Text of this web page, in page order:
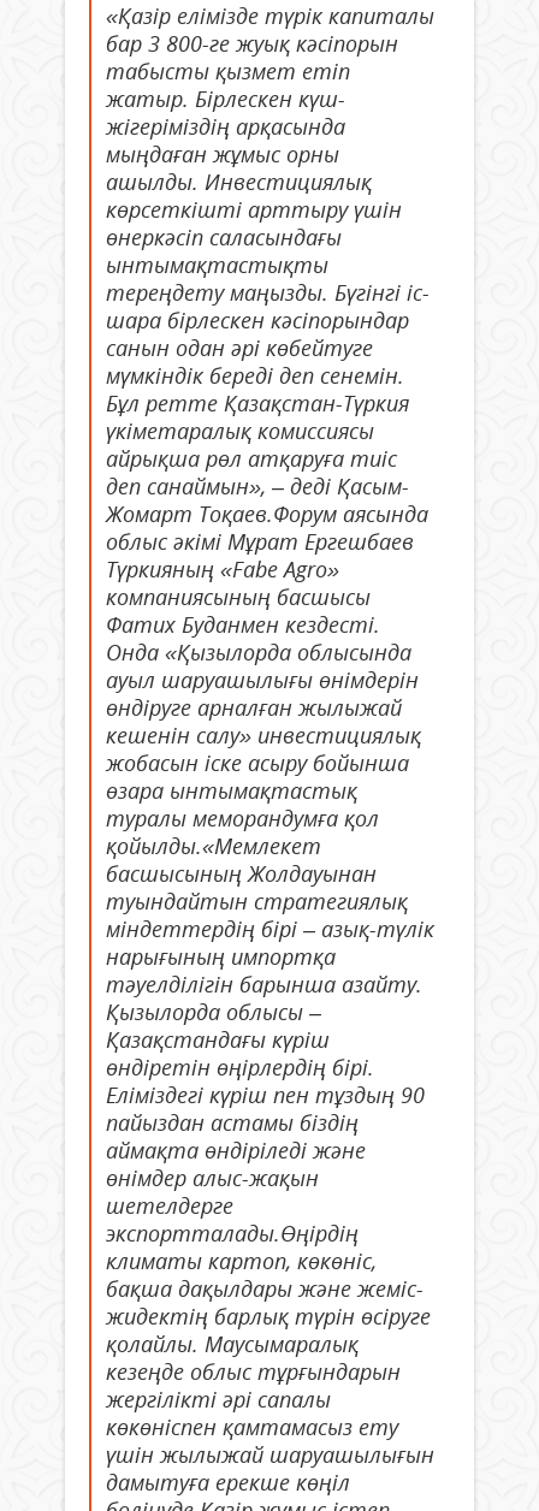
«Қазір елімізде түрік капиталы
бар 3 800-ге жуық кәсіпорын
табысты қызмет етіп
жатыр. Бірлескен күш-
жігеріміздің арқасында
мыңдаған жұмыс орны
ашылды. Инвестициялық
көрсеткішті арттыру үшін
өнеркәсіп саласындағы
ынтымақтастықты
тереңдету маңызды. Бүгінгі іс-
шара бірлескен кәсіпорындар
санын одан әрі көбейтуге
мүмкіндік береді деп сенемін.
Бұл ретте Қазақстан-Түркия
үкіметаралық комиссиясы
айрықша рөл атқаруға тиіс
деп санаймын», – деді Қасым-
Жомарт Тоқаев.Форум аясында
облыс әкімі Мұрат Ергешбаев
Түркияның «Fabe Agro»
компаниясының басшысы
Фатих Буданмен кездесті.
Онда «Қызылорда облысында
ауыл шаруашылығы өнімдерін
өндіруге арналған жылыжай
кешенін салу» инвестициялық
жобасын іске асыру бойынша
өзара ынтымақтастық
туралы меморандумға қол
қойылды.«Мемлекет
басшысының Жолдауынан
туындайтын стратегиялық
міндеттердің бірі – азық-түлік
нарығының импортқа
тәуелділігін барынша азайту.
Қызылорда облысы –
Қазақстандағы күріш
өндіретін өңірлердің бірі.
Еліміздегі күріш пен тұздың 90
пайыздан астамы біздің
аймақта өндіріледі және
өнімдер алыс-жақын
шетелдерге
экспортталады.Өңірдің
климаты картоп, көкөніс,
бақша дақылдары және жеміс-
жидектің барлық түрін өсіруге
қолайлы. Маусымаралық
кезеңде облыс тұрғындарын
жергілікті әрі сапалы
көкөніспен қамтамасыз ету
үшін жылыжай шаруашылығын
дамытуға ерекше көңіл